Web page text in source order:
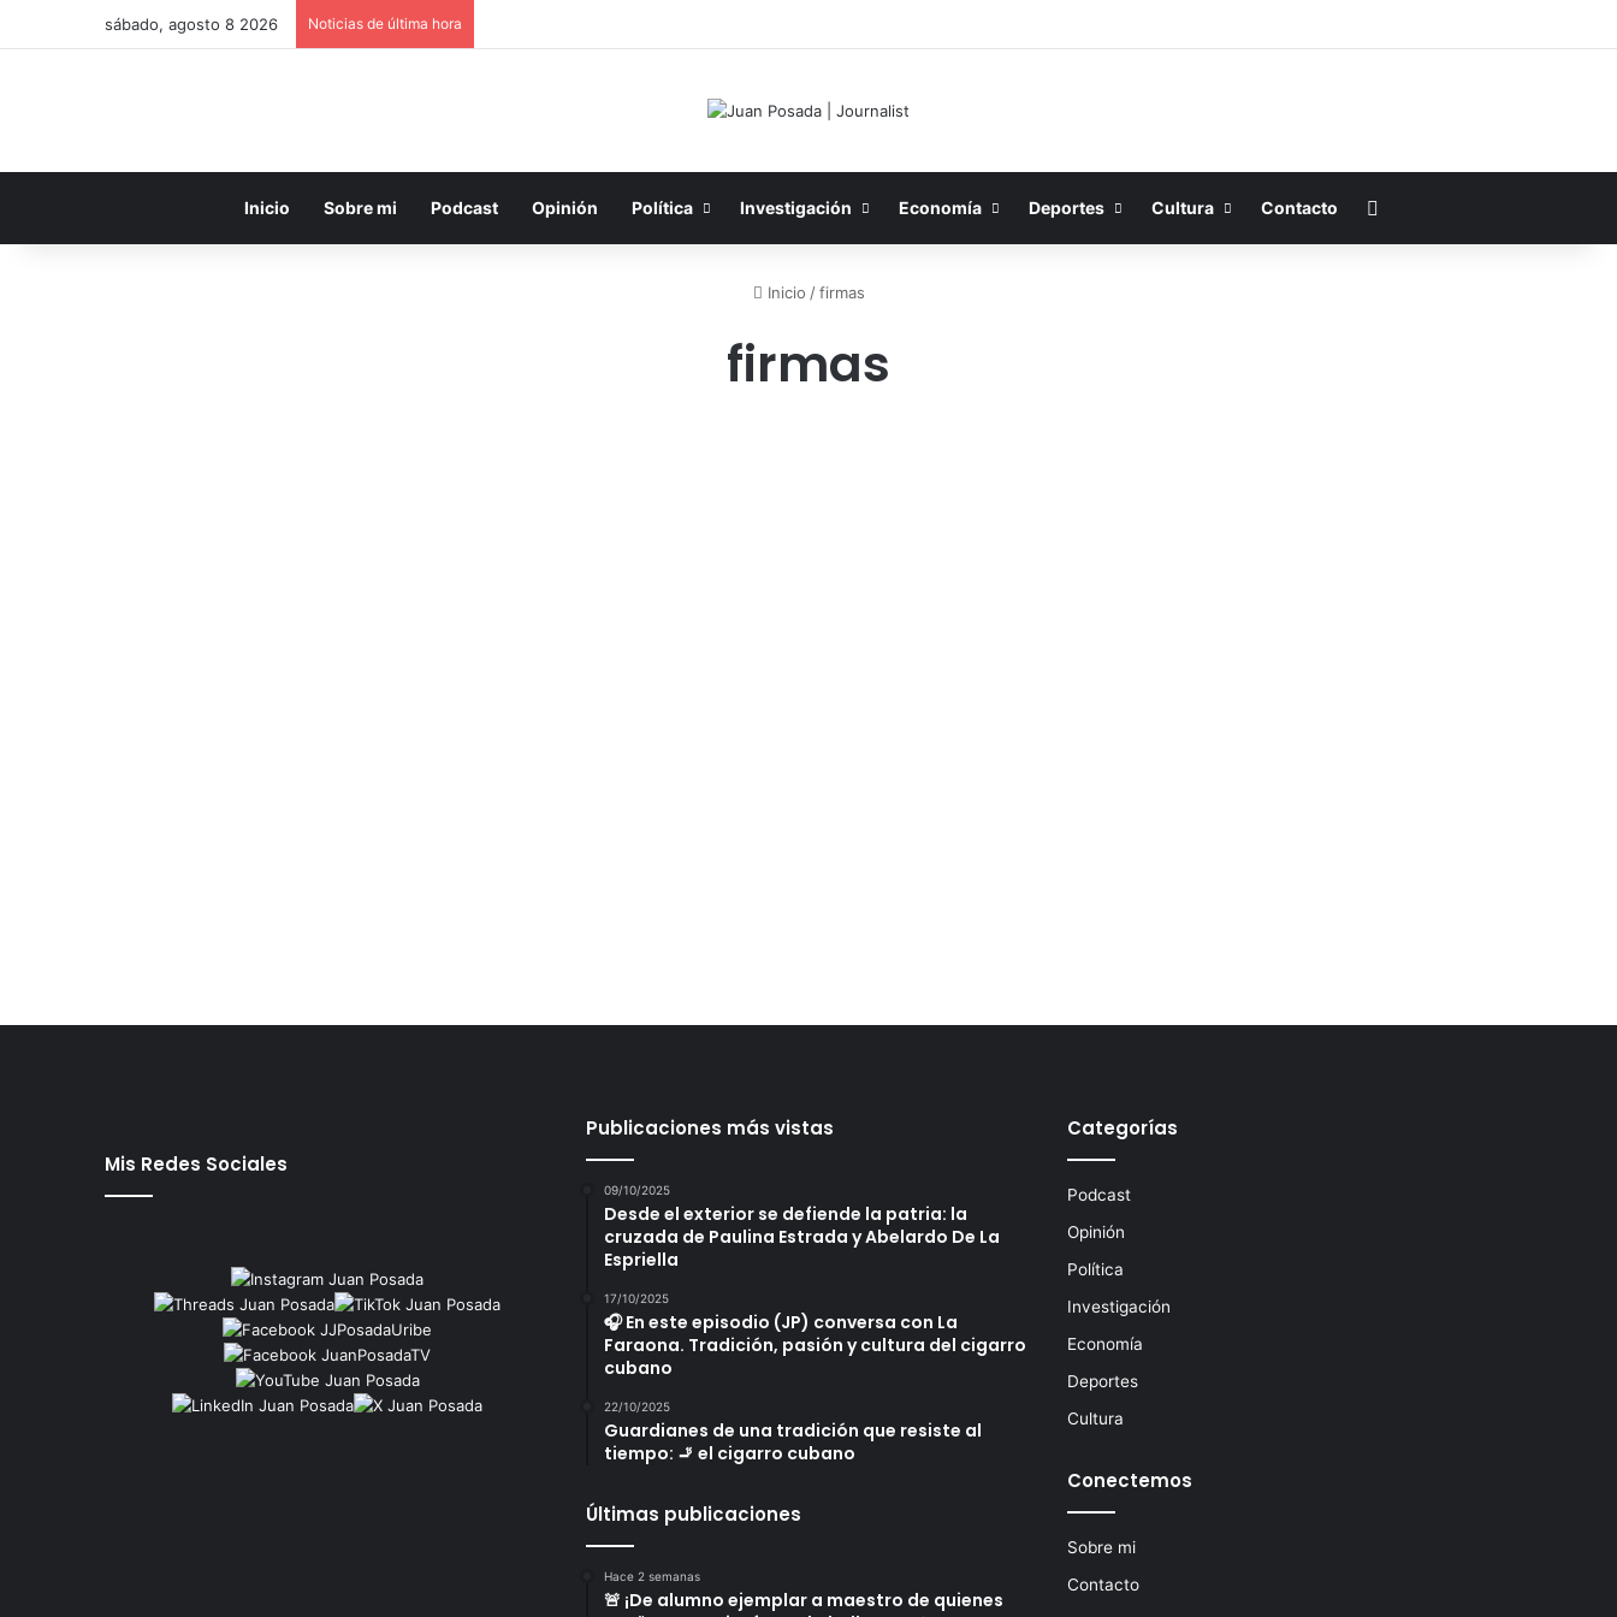
sábado, agosto 8 2026 Noticias de última hora
Inicio Sobre mi Podcast Opinión Política Investigación Economía Deportes Cultura Contacto
Inicio / firmas
firmas
Mis Redes Sociales
Publicaciones más vistas
09/10/2025
Desde el exterior se defiende la patria: la
cruzada de Paulina Estrada y Abelardo De La
Espriella
17/10/2025
🎧 En este episodio (JP) conversa con La
Faraona. Tradición, pasión y cultura del cigarro
cubano
22/10/2025
Guardianes de una tradición que resiste al
tiempo: 🚬 el cigarro cubano
Últimas publicaciones
Hace 2 semanas
🚨 ¡De alumno ejemplar a maestro de quienes
Categorías
Podcast
Opinión
Política
Investigación
Economía
Deportes
Cultura
Conectemos
Sobre mi
Contacto